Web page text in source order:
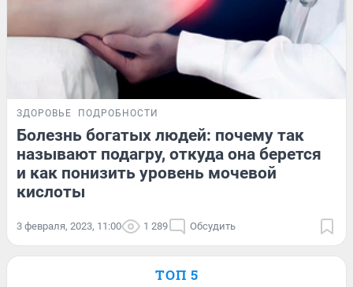
ЗДОРОВЬЕ ПОДРОБНОСТИ
Болезнь богатых людей: почему так
называют подагру, откуда она берется
и как понизить уровень мочевой
кислоты
3 февраля, 2023, 11:00 1 289 Обсудить
ТОП 5